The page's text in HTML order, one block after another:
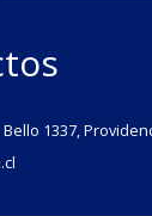
1337,